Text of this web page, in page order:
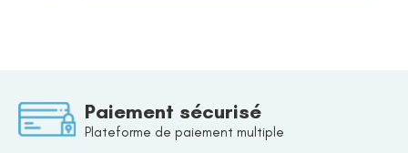
Paiement sécurisé
Plateforme de paiement multiple